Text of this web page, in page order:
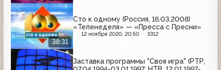
38:31
Сто к одному (Россия, 16.03.2008)
«Теленеделя» — «Пресса с Пресни»
12 ноября 2020, 20:50 3312
Заставка программы "Своя игра" (РТР,